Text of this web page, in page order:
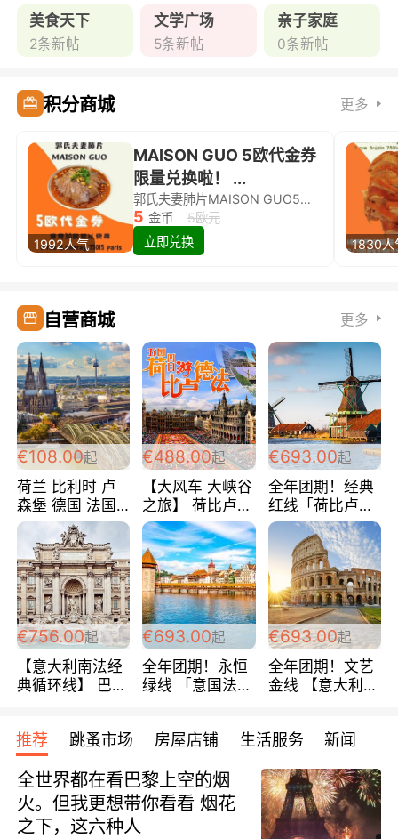
美食天下
2条新帖
文学广场
5条新帖
亲子家庭
0条新帖
积分商城 更多
1992人气
MAISON GUO 5欧代金券
限量兑换啦！ ...
郭氏夫妻肺片MAISON GUO5欧代金券限量兑换啦！
5 金币
5欧元
立即兑换
1830人
自营商城 更多
€108.00起
荷兰 比利时 卢
森堡 德国 法国
超爽玩遍西欧 循
环线 全程四星宾
馆 108欧/人/天
€488.00起
【大风车 大峡谷
之旅】 荷比卢德
法 巴黎上下 经
典五国四日游
488欧/人
€693.00起
全年团期！经典
红线「荷比卢德
法」七天循环 五
国 仅售99欧/人/
天！巴黎上下！
包拼房~
€756.00起
【意大利南法经
典循环线】 巴黎
宾馆 108欧/天起
全程756欧/位
€693.00起
全年团期！永恒
绿线 「意国法
欧/天起 ~包拼房
€693.00起
全年团期！文艺
金线 【意大利一
每周铁发！
推荐 跳蚤市场 房屋店铺 生活服务 新闻
全世界都在看巴黎上空的烟
火。但我更想带你看看 烟花
之下，这六种人